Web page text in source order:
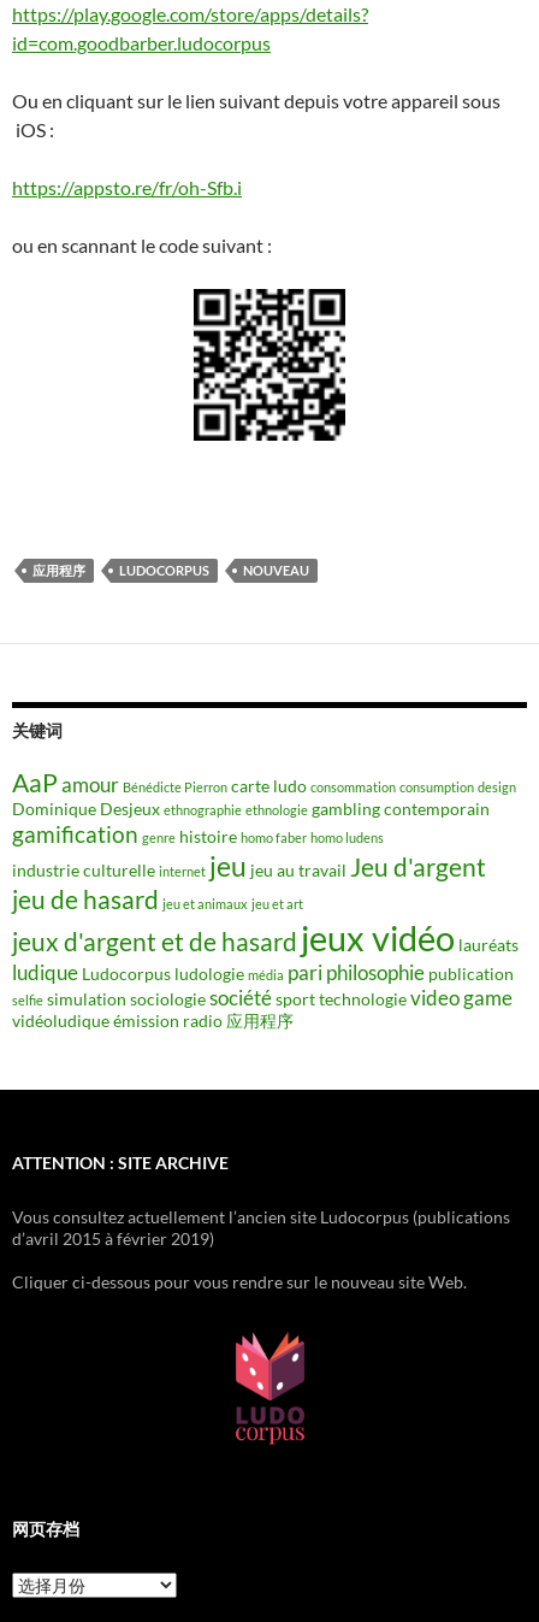
https://play.google.com/store/apps/details?
id=com.goodbarber.ludocorpus
Ou en cliquant sur le lien suivant depuis votre appareil sous
iOS :
https://appsto.re/fr/oh-Sfb.i
ou en scannant le code suivant :
应用程序 LUDOCORPUS NOUVEAU
关键词
AaPamour Bénédicte Pierron carte ludo consommation consumption design
Dominique Desjeux ethnographie ethnologie gambling contemporain
gamification genre histoire homo faber homo ludens
industrie culturelle internet jeu jeu au travail Jeu d'argent
jeu de hasard jeu et animaux jeu et art
jeux d'argent et de hasard jeux vidéo lauréats
ludique Ludocorpus ludologie média pariphilosophie publication
selfie simulation sociologiesociétésporttechnologievideo game
vidéoludiqueémission radio 应用程序
ATTENTION : SITE ARCHIVE
Vous consultez actuellement l’ancien site Ludocorpus (publications
d’avril 2015 à février 2019)
Cliquer ci-dessous pour vous rendre sur le nouveau site Web.
网页存档
网
页